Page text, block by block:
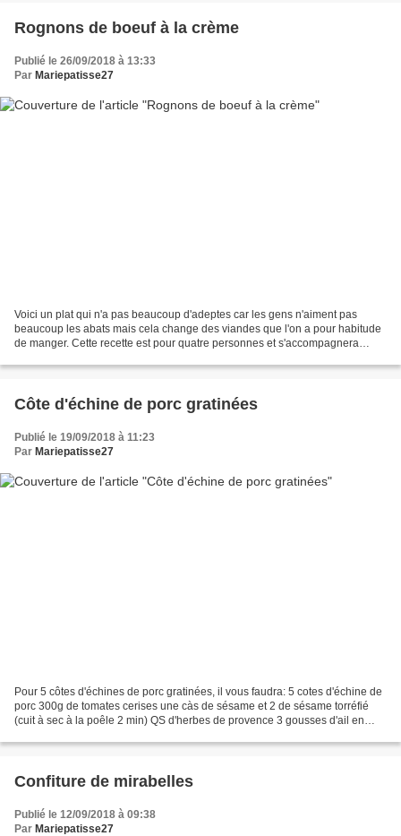
Rognons de boeuf à la crème
Publié le 26/09/2018 à 13:33
Par Mariepatisse27
Voici un plat qui n'a pas beaucoup d'adeptes car les gens n'aiment pas
beaucoup les abats mais cela change des viandes que l'on a pour habitude
de manger. Cette recette est pour quatre personnes et s'accompagnera
Côte d'échine de porc gratinées
Publié le 19/09/2018 à 11:23
Par Mariepatisse27
Pour 5 côtes d'échines de porc gratinées, il vous faudra: 5 cotes d'échine de
porc 300g de tomates cerises une càs de sésame et 2 de sésame torréfié
(cuit à sec à la poêle 2 min) QS d'herbes de provence 3 gousses d'ail en
Confiture de mirabelles
Publié le 12/09/2018 à 09:38
Par Mariepatisse27